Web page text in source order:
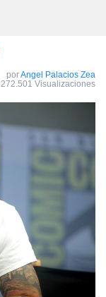
porAngel Palacios Zea
272.501 Visualizaciones